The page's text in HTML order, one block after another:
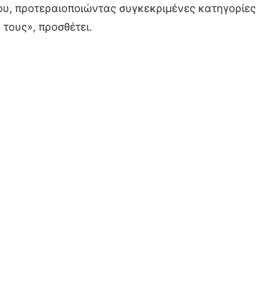
προτεραιοποιώντας συγκεκριμένες κατηγορίες
προσθέτει.